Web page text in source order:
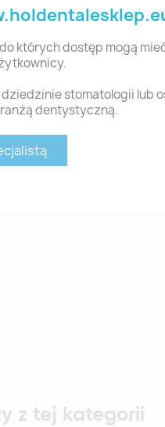
których dostęp mogą
stomatologii lub
dentystyczną.
z tej kategorii